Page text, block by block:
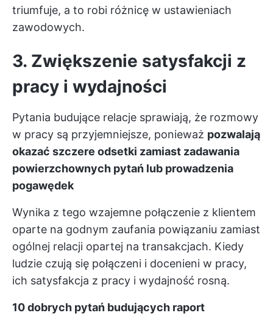
triumfuje, a to robi różnicę w ustawieniach
zawodowych.
3. Zwiększenie satysfakcji z
pracy i wydajności
Pytania budujące relacje sprawiają, że rozmowy
w pracy są przyjemniejsze, ponieważ pozwalają
okazać szczere odsetki zamiast zadawania
powierzchownych pytań lub prowadzenia
pogawędek
Wynika z tego wzajemne połączenie z klientem
oparte na godnym zaufania powiązaniu zamiast
ogólnej relacji opartej na transakcjach. Kiedy
ludzie czują się połączeni i docenieni w pracy,
ich satysfakcja z pracy i wydajność rosną.
10 dobrych pytań budujących raport